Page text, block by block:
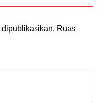
dipublikasikan. Ruas